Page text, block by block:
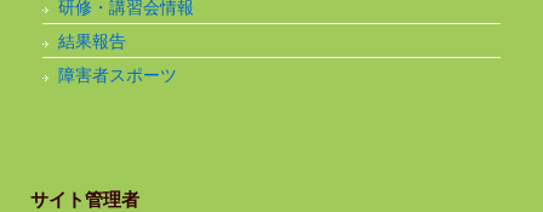
研修・講習会情報
結果報告
障害者スポーツ
サイト管理者